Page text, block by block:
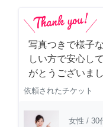
写真つきで様子
しい方で安心し
がとうございまし
依頼されたチケット
女性 / 30